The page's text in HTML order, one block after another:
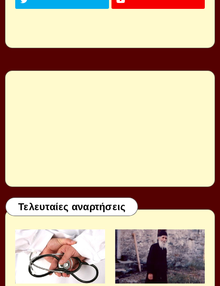
Τελευταίες αναρτήσεις